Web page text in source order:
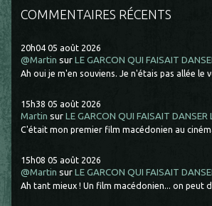
COMMENTAIRES RÉCENTS
20h04 05 août 2026
@Martin surLE GARCON QUI FAISAIT
Ah oui je m'en souviens. Je n'étais pas allée le
15h38 05 août 2026
Martin surLE GARCON QUI FAISAIT DANSER
C'était mon premier film macédonien au
15h08 05 août 2026
@Martin surLE GARCON QUI FAISAIT
Ah tant mieux ! Un film macédonien... on peut